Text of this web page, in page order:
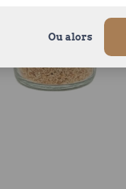
Ou alors